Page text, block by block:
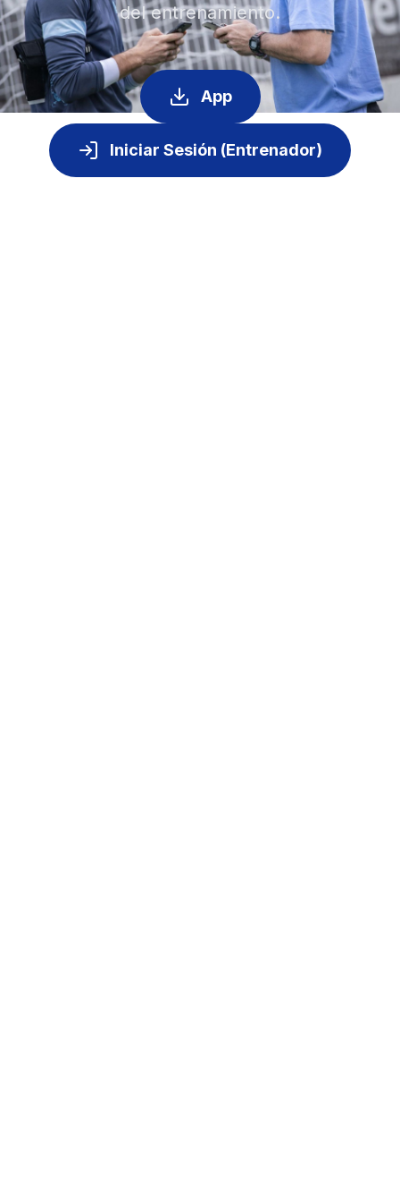
del entrenamiento.
App
Iniciar Sesión (Entrenador)